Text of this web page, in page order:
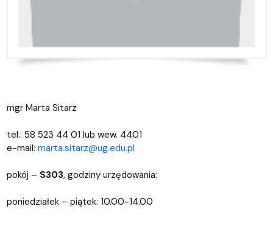
mgr Marta Sitarz
tel.: 58 523 44 01 lub wew. 4401
e-mail: marta.sitarz@ug.edu.pl
pokój – S303, godziny urzędowania:
poniedziałek – piątek: 10.00-14.00